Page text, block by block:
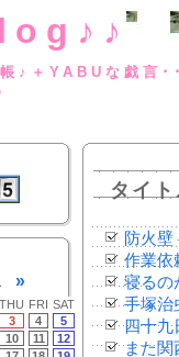
日記帳♪
»
THU FRI SAT
3 4
5
10 11
12
タイ
防火壁
作業依
寝るの
手塚治
四十九
また関